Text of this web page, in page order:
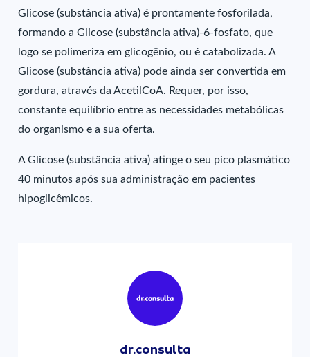
Glicose (substância ativa) é prontamente fosforilada,
formando a Glicose (substância ativa)-6-fosfato, que
logo se polimeriza em glicogênio, ou é catabolizada. A
Glicose (substância ativa) pode ainda ser convertida em
gordura, através da AcetilCoA. Requer, por isso,
constante equilíbrio entre as necessidades metabólicas
do organismo e a sua oferta.
A Glicose (substância ativa) atinge o seu pico plasmático
40 minutos após sua administração em pacientes
hipoglicêmicos.
dr.consulta